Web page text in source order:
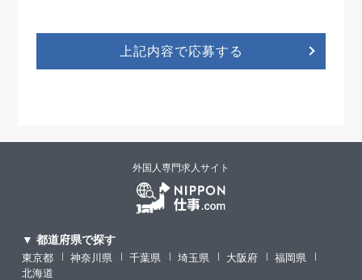
上記内容で応募する
外国人専門求人サイト
▼ 都道府県で探す
東京都 神奈川県 千葉県 埼玉県 大阪府
福岡県
北海道